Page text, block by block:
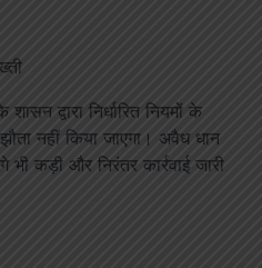
द्वारा निर्धारित नियमों के
नहीं किया जाएगा। अवैध धान
कड़ी और निरंतर कार्रवाई जारी